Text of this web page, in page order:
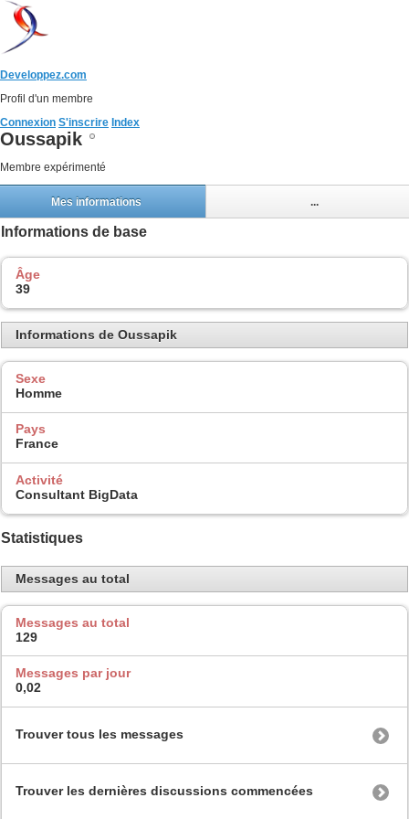
Developpez.com
Profil d'un membre
Connexion S'inscrire Index
Oussapik
Membre expérimenté
Mes informations ...
Informations de base
Âge
39
Informations de Oussapik
Sexe
Homme
Pays
France
Activité
Consultant BigData
Statistiques
Messages au total
Messages au total
129
Messages par jour
0,02
Trouver tous les messages
Trouver les dernières discussions commencées